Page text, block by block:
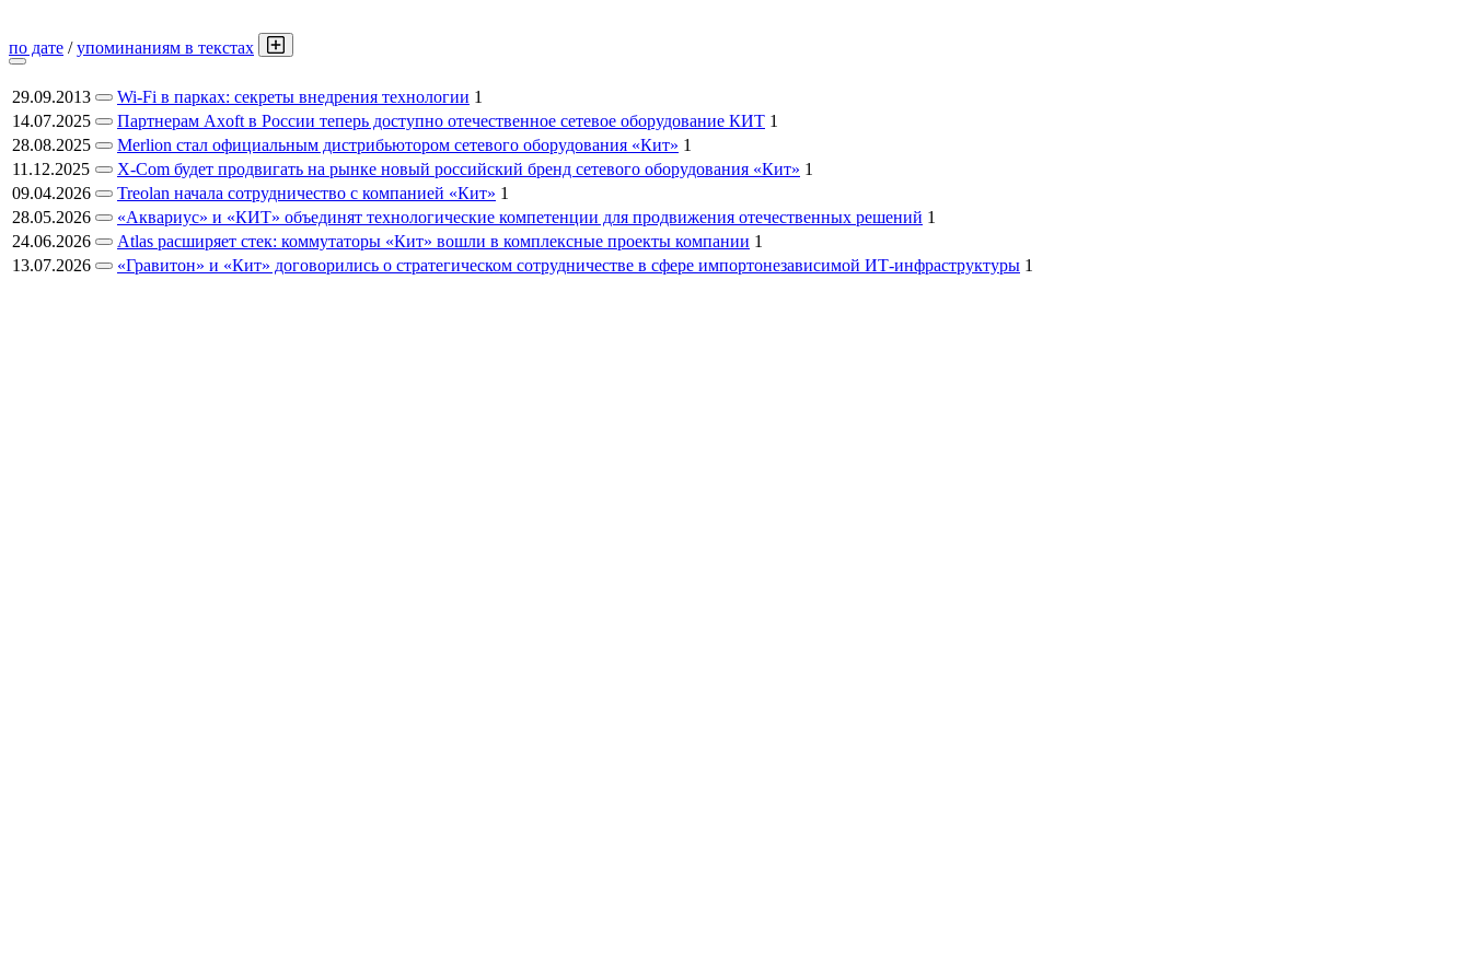
по дате /упоминаниям в текстах
29.09.2013 Wi-Fi в парках: секреты внедрения технологии 1
14.07.2025
Партнерам Axoft в России теперь доступно отечественное сетевое оборудование КИТ 1
28.08.2025
Merlion стал официальным дистрибьютором сетевого оборудования «Кит» 1
11.12.2025
X-Com будет продвигать на рынке новый российский бренд сетевого оборудования «Кит» 1
09.04.2026
Treolan начала сотрудничество с компанией «Кит» 1
28.05.2026
«Аквариус» и «КИТ» объединят технологические компетенции для продвижения отечественных решений 1
24.06.2026
Atlas расширяет стек: коммутаторы «Кит» вошли в комплексные проекты компании 1
13.07.2026
«Гравитон» и «Кит» договорились о стратегическом сотрудничестве в сфере импортонезависимой ИТ-инфраструктуры 1